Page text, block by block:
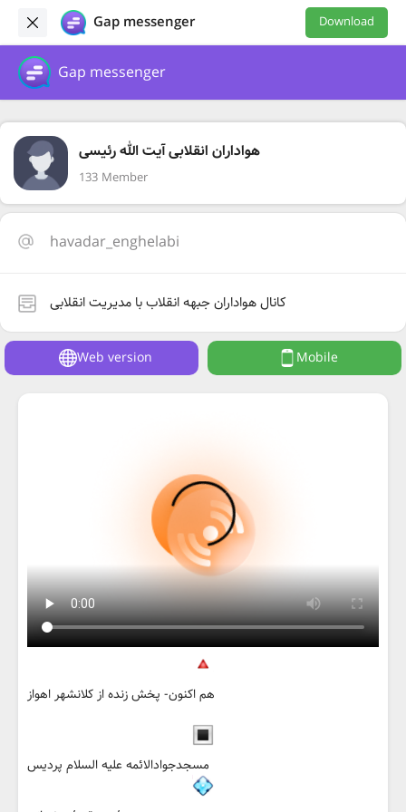
Gap messenger Download
Gap messenger
هواداران انقلابی آیت الله رئیسی
133 Member
havadar_enghelabi
کانال هواداران جبهه انقلاب با مدیریت انقلابی
Web version Mobile
هم اکنون- پخش زنده از کلانشهر اهواز
مسجدجوادالائمه علیه السلام پردیس